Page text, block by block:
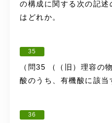
の構成に関する次の記
はどれか。
35
（問35 （（旧）理容の
酸のうち、有機酸に該当
36